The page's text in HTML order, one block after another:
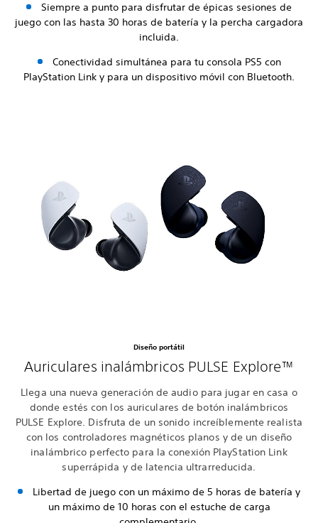
Siempre a punto para disfrutar de épicas sesiones de
juego con las hasta 30 horas de batería y la percha cargadora
incluida.
Conectividad simultánea para tu consola PS5 con
PlayStation Link y para un dispositivo móvil con Bluetooth.
Diseño portátil
Auriculares inalámbricos PULSE Explore™
Llega una nueva generación de audio para jugar en casa o
donde estés con los auriculares de botón inalámbricos
PULSE Explore. Disfruta de un sonido increíblemente realista
con los controladores magnéticos planos y de un diseño
inalámbrico perfecto para la conexión PlayStation Link
superrápida y de latencia ultrarreducida.
Libertad de juego con un máximo de 5 horas de batería y
un máximo de 10 horas con el estuche de carga